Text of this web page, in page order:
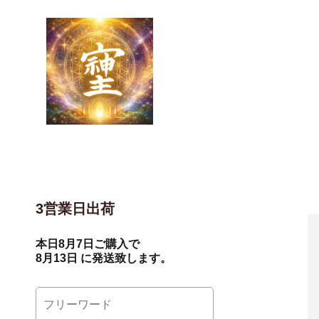
3営業日出荷
本日 8月7日 ご購入で
8月13日 に発送致します。